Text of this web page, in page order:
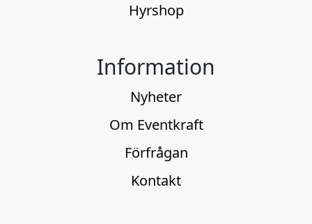
Hyrshop
Information
Nyheter
Om Eventkraft
Förfrågan
Kontakt